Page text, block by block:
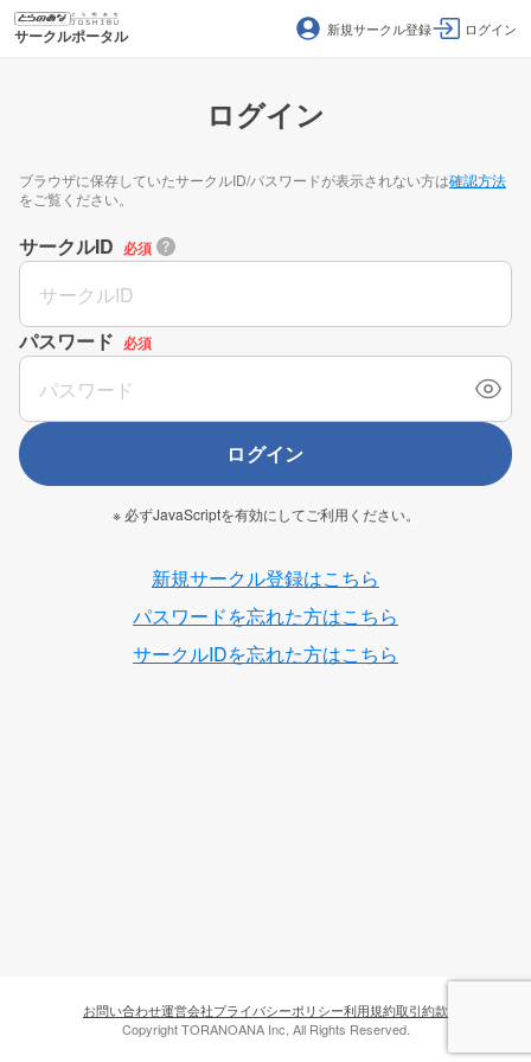
サークルポータル 新規サークル登録 ログイン
ログイン
ブラウザに保存していたサークルID/パスワードが表示されない方は確認方法
をご覧ください。
サークルID 必須
パスワード 必須
ログイン
※ 必ずJavaScriptを有効にしてご利用ください。
新規サークル登録はこちら
パスワードを忘れた方はこちら
サークルIDを忘れた方はこちら
お問い合わせ運営会社プライバシーポリシー利用規約取引約款
Copyright TORANOANA Inc, All Rights Reserved.